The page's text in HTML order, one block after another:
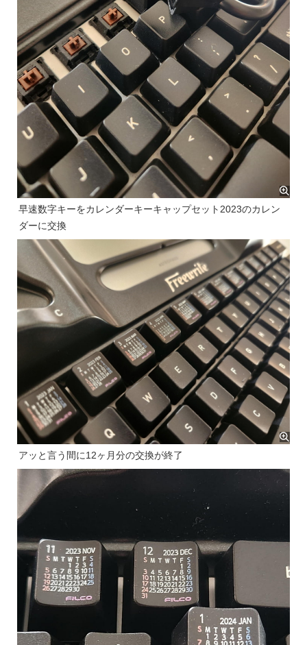
早速数字キーをカレンダーキーキャップセット2023のカレン
ダーに交換
アッと言う間に12ヶ月分の交換が終了